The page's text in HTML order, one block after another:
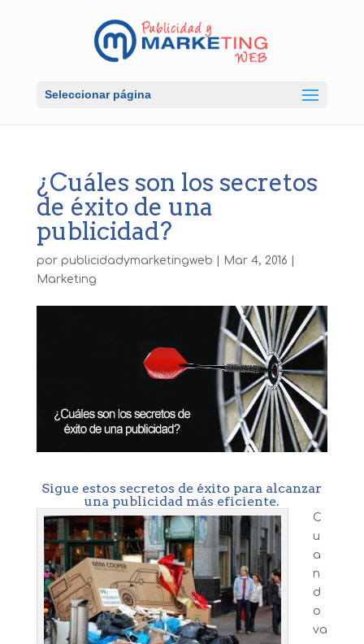
Seleccionar página
¿Cuáles son los secretos
de éxito de una
publicidad?
por publicidadymarketingweb Mar 4, 2016
Marketing
Sigue estos secretos de éxito para alcanzar
una publicidad más eficiente.
C
u
a
n
d
o
va